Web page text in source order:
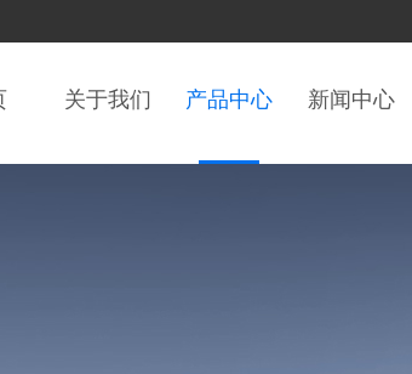
关于我们 产品中心 新闻中心